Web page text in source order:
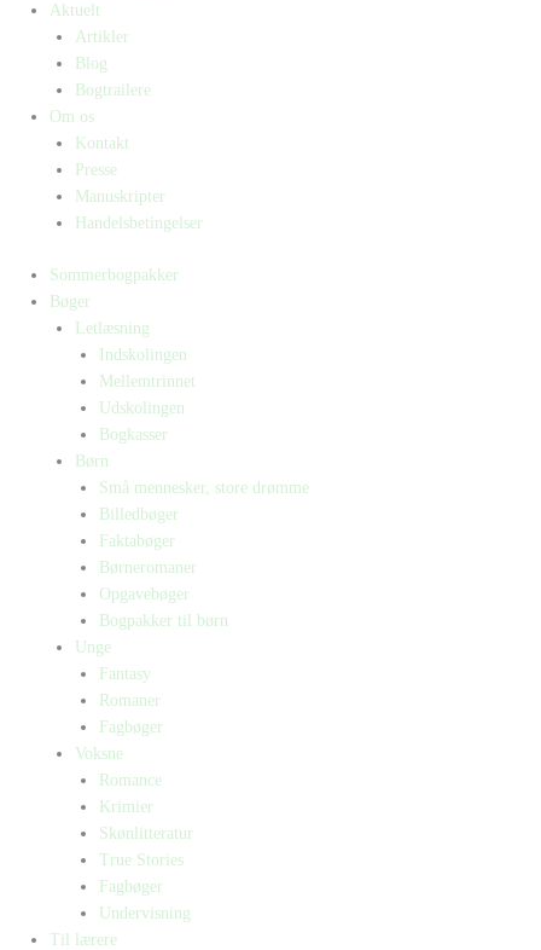
Aktuelt
Artikler
Blog
Bogtrailere
Om os
Kontakt
Presse
Manuskripter
Handelsbetingelser
Sommerbogpakker
Bøger
Letlæsning
Indskolingen
Mellemtrinnet
Udskolingen
Bogkasser
Børn
Små mennesker, store drømme
Billedbøger
Faktabøger
Børneromaner
Opgavebøger
Bogpakker til børn
Unge
Fantasy
Romaner
Fagbøger
Voksne
Romance
Krimier
Skønlitteratur
True Stories
Fagbøger
Undervisning
Til lærere